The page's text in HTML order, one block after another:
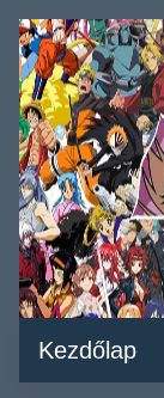
Kezdőlap